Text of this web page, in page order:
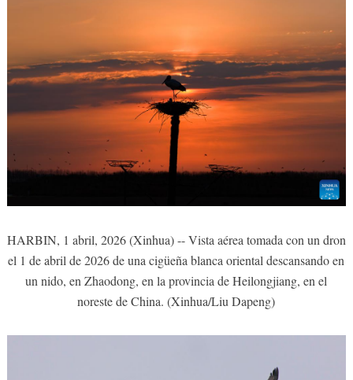
HARBIN, 1 abril, 2026 (Xinhua) -- Vista aérea tomada con un dron
el 1 de abril de 2026 de una cigüeña blanca oriental descansando en
un nido, en Zhaodong, en la provincia de Heilongjiang, en el
noreste de China. (Xinhua/Liu Dapeng)